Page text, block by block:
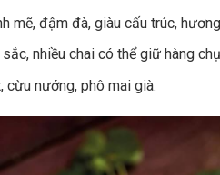
mẽ, đậm đà, giàu cấu trúc,
nhiều chai có thể giữ hàng
cừu nướng, phô mai già.